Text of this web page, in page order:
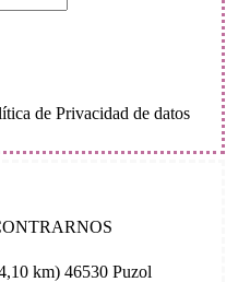
de Privacidad de datos
km) 46530 Puzol